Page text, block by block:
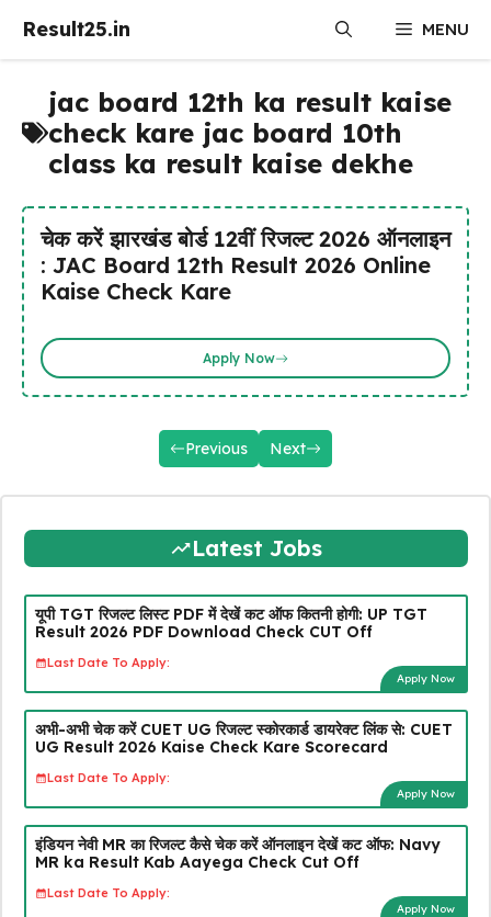
Result25.in MENU
jac board 12th ka result kaise
check kare jac board 10th
class ka result kaise dekhe
चेक करें झारखंड बोर्ड 12वीं रिजल्ट 2026 ऑनलाइन
: JAC Board 12th Result 2026 Online
Kaise Check Kare
Apply Now
Previous Next
Latest Jobs
यूपी TGT रिजल्ट लिस्ट PDF में देखें कट ऑफ कितनी होगी: UP TGT
Result 2026 PDF Download Check CUT Off
Last Date To Apply:
Apply Now
अभी-अभी चेक करें CUET UG रिजल्ट स्कोरकार्ड डायरेक्ट लिंक से: CUET
UG Result 2026 Kaise Check Kare Scorecard
Last Date To Apply:
Apply Now
इंडियन नेवी MR का रिजल्ट कैसे चेक करें ऑनलाइन देखें कट ऑफ: Navy
MR ka Result Kab Aayega Check Cut Off
Last Date To Apply:
Apply Now